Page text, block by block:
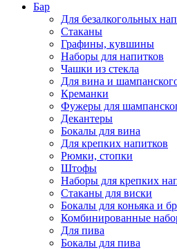
Бар
Для безалкогольных
Стаканы
Графины, кувшины
Наборы для напитков
Чашки из стекла
Для вина и
Креманки
Фужеры для
Декантеры
Бокалы для вина
Для крепких напитков
Рюмки, стопки
Штофы
Наборы для крепких
Стаканы для виски
Бокалы для коньяка и
Комбинированные
Для пива
Бокалы для пива